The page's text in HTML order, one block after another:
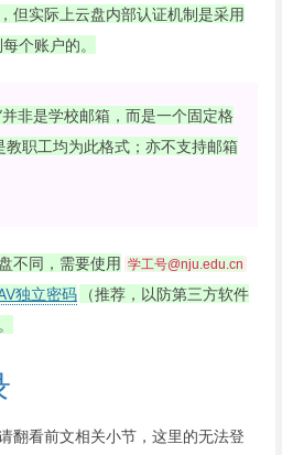
但实际上云盘内部认证机制是采用
个账户的。
非是学校邮箱，而是一个固定格
教职工均为此格式；亦不支持邮箱
不同，需要使用 学工号@nju.edu.cn
独立密码
（推荐，以防第三方软件
翻看前文相关小节，这里的无法登